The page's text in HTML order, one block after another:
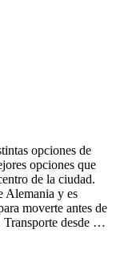
opciones de
opciones que
de la ciudad.
Alemania y es
moverte antes de
Transporte desde …